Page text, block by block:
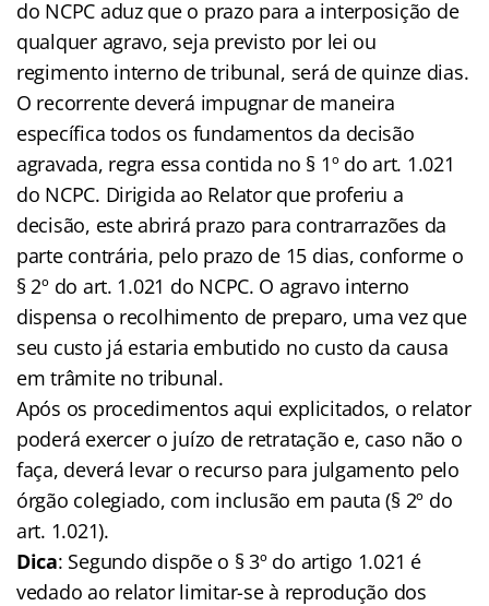
do NCPC aduz que o prazo para a interposição de
qualquer agravo, seja previsto por lei ou
regimento interno de tribunal, será de quinze dias.
O recorrente deverá impugnar de maneira
específica todos os fundamentos da decisão
agravada, regra essa contida no § 1º do art. 1.021
do NCPC. Dirigida ao Relator que proferiu a
decisão, este abrirá prazo para contrarrazões da
parte contrária, pelo prazo de 15 dias, conforme o
§ 2º do art. 1.021 do NCPC. O agravo interno
dispensa o recolhimento de preparo, uma vez que
seu custo já estaria embutido no custo da causa
em trâmite no tribunal.
Após os procedimentos aqui explicitados, o relator
poderá exercer o juízo de retratação e, caso não o
faça, deverá levar o recurso para julgamento pelo
órgão colegiado, com inclusão em pauta (§ 2º do
art. 1.021).
Dica: Segundo dispõe o § 3º do artigo 1.021 é
vedado ao relator limitar-se à reprodução dos